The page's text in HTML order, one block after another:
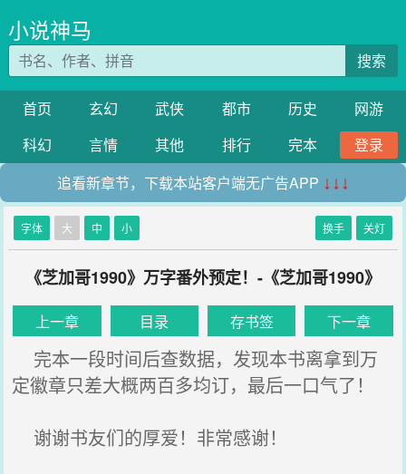
小说神马
搜索
首页 玄幻 武侠 都市 历史
网游
科幻
言情 其他 排行 完本
登录
追看新章节，下载本站客户端无广告APP ↓↓↓
字体 大 中 小 换手 关灯
《芝加哥1990》万字番外预定！-《芝加哥1990》
上一章 目录 存书签 下一章
完本一段时间后查数据，发现本书离拿到万
定徽章只差大概两百多均订，最后一口气了！
谢谢书友们的厚爱！非常感谢！